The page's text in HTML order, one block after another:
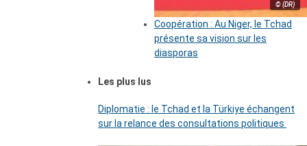
© (DR)
Coopération : Au Niger, le Tchad
présente sa vision sur les
diasporas
Les plus lus
Diplomatie : le Tchad et la Türkiye échangent
sur la relance des consultations politiques